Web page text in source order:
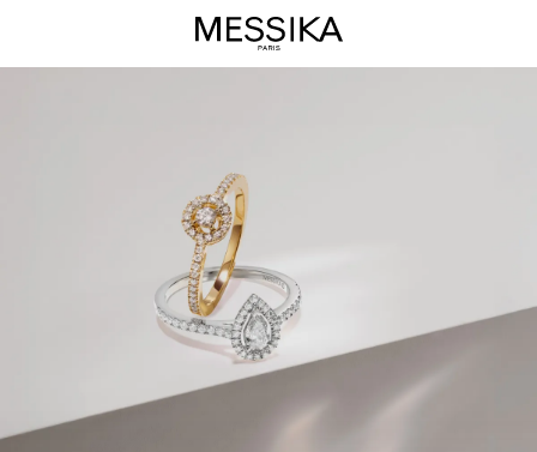
مجوهرات